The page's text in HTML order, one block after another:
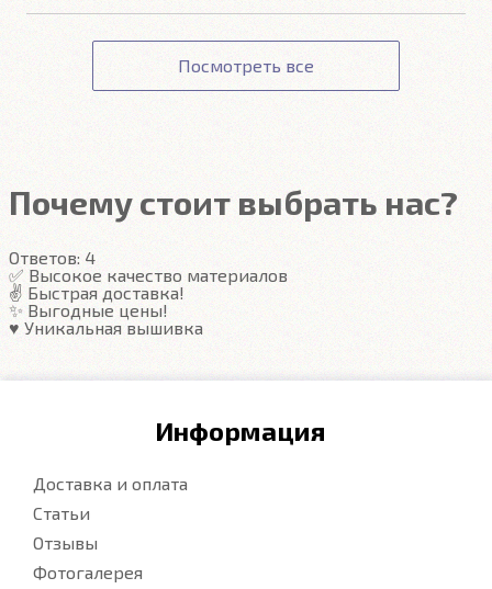
Точную стоимость доставки можно узнать при
оформлении заказа.
Получение товара.
Гарантия на автоковрики 1 год.
сотрудники доступа не имеют.
Посмотреть все
Почему стоит выбрать нас?
Ответов: 4
✅ Высокое качество материалов
✌️ Быстрая доставка!
✨ Выгодные цены!
♥️ Уникальная вышивка
Информация
Доставка и оплата
Статьи
Отзывы
Фотогалерея